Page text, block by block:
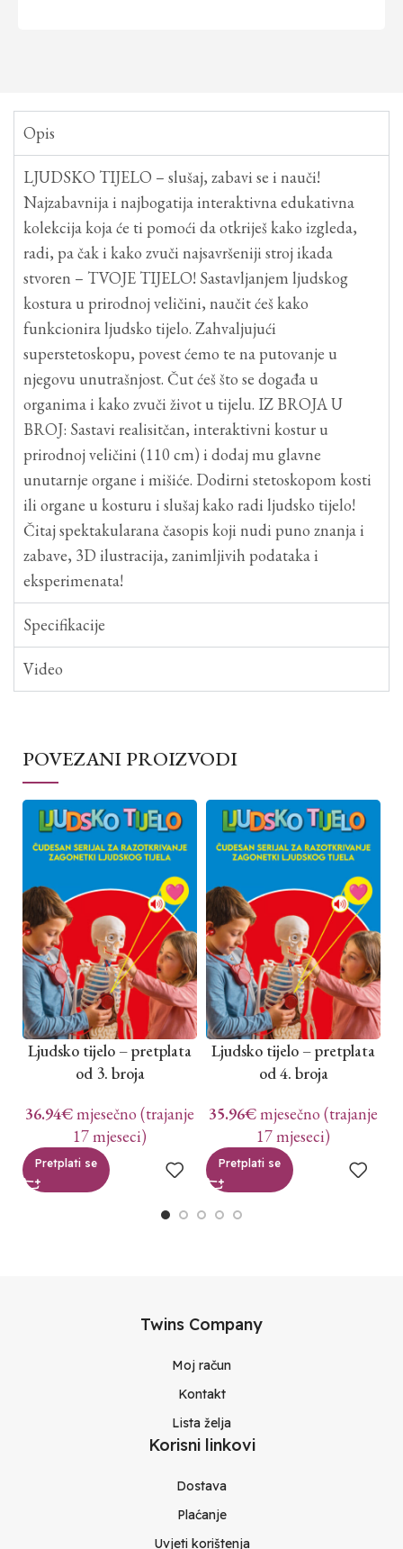
Opis
LJUDSKO TIJELO – slušaj, zabavi se i nauči!
Najzabavnija i najbogatija interaktivna edukativna
kolekcija koja će ti pomoći da otkriješ kako izgleda,
radi, pa čak i kako zvuči najsavršeniji stroj ikada
stvoren – TVOJE TIJELO! Sastavljanjem ljudskog
kostura u prirodnoj veličini, naučit ćeš kako
funkcionira ljudsko tijelo. Zahvaljujući
superstetoskopu, povest ćemo te na putovanje u
njegovu unutrašnjost. Čut ćeš što se događa u
organima i kako zvuči život u tijelu. IZ BROJA U
BROJ: Sastavi realisitčan, interaktivni kostur u
prirodnoj veličini (110 cm) i dodaj mu glavne
unutarnje organe i mišiće. Dodirni stetoskopom kosti
ili organe u kosturu i slušaj kako radi ljudsko tijelo!
Čitaj spektakularana časopis koji nudi puno znanja i
zabave, 3D ilustracija, zanimljivih podataka i
eksperimenata!
Specifikacije
Video
POVEZANI PROIZVODI
Ljudsko tijelo – pretplata
od 3. broja
36.94€mjesečno (trajanje
17 mjeseci)
Pretplati se
Ljudsko tijelo – pretplata
od 4. broja
35.96€mjesečno (trajanje
17 mjeseci)
Pretplati se
Twins Company
Moj račun
Kontakt
Lista želja
Korisni linkovi
Dostava
Plaćanje
Uvjeti korištenja